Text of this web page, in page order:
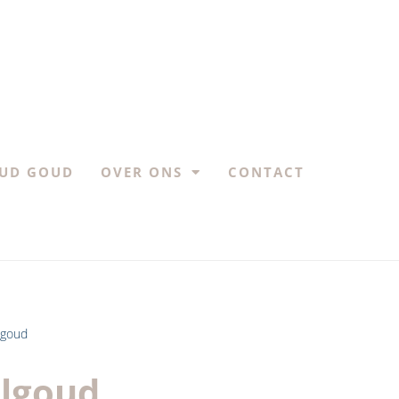
GOUD OVER ONS CONTACT